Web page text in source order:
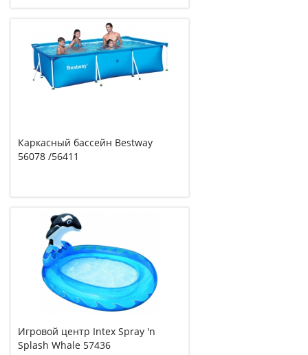
Каркасный бассейн Bestway
56078 /56411
Игровой центр Intex Spray 'n
Splash Whale 57436